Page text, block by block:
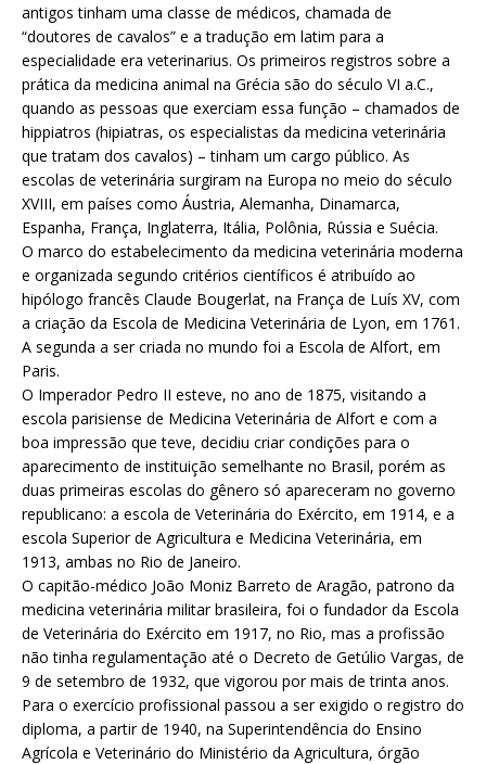
antigos tinham uma classe de médicos, chamada de
“doutores de cavalos” e a tradução em latim para a
especialidade era veterinarius. Os primeiros registros sobre a
prática da medicina animal na Grécia são do século VI a.C.,
quando as pessoas que exerciam essa função – chamados de
hippiatros (hipiatras, os especialistas da medicina veterinária
que tratam dos cavalos) – tinham um cargo público. As
escolas de veterinária surgiram na Europa no meio do século
XVIII, em países como Áustria, Alemanha, Dinamarca,
Espanha, França, Inglaterra, Itália, Polônia, Rússia e Suécia.
O marco do estabelecimento da medicina veterinária moderna
e organizada segundo critérios científicos é atribuído ao
hipólogo francês Claude Bougerlat, na França de Luís XV, com
a criação da Escola de Medicina Veterinária de Lyon, em 1761.
A segunda a ser criada no mundo foi a Escola de Alfort, em
Paris.
O Imperador Pedro II esteve, no ano de 1875, visitando a
escola parisiense de Medicina Veterinária de Alfort e com a
boa impressão que teve, decidiu criar condições para o
aparecimento de instituição semelhante no Brasil, porém as
duas primeiras escolas do gênero só apareceram no governo
republicano: a escola de Veterinária do Exército, em 1914, e a
escola Superior de Agricultura e Medicina Veterinária, em
1913, ambas no Rio de Janeiro.
O capitão-médico João Moniz Barreto de Aragão, patrono da
medicina veterinária militar brasileira, foi o fundador da Escola
de Veterinária do Exército em 1917, no Rio, mas a profissão
não tinha regulamentação até o Decreto de Getúlio Vargas, de
9 de setembro de 1932, que vigorou por mais de trinta anos.
Para o exercício profissional passou a ser exigido o registro do
diploma, a partir de 1940, na Superintendência do Ensino
Agrícola e Veterinário do Ministério da Agricultura, órgão